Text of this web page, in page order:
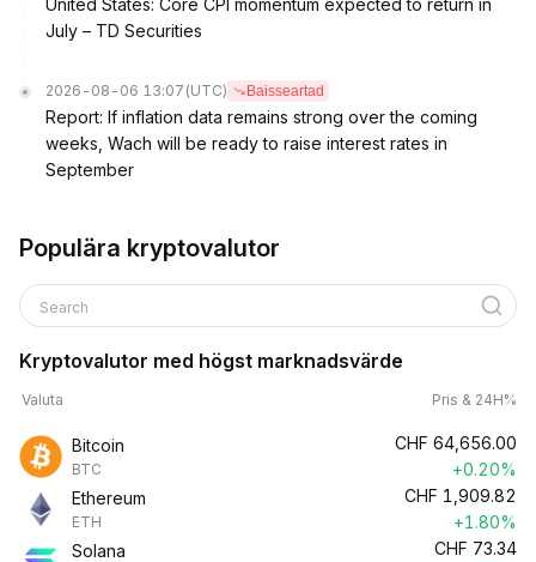
United States: Core CPI momentum expected to return in
July – TD Securities
2026-08-06 13:07 (UTC) Baisseartad
Report: If inflation data remains strong over the coming
weeks, Wach will be ready to raise interest rates in
September
Populära kryptovalutor
Search
Kryptovalutor med högst marknadsvärde
Valuta Pris & 24H%
Bitcoin
BTC
CHF 64,656.00
+0.20%
Ethereum
ETH
CHF 1,909.82
+1.80%
Solana
CHF 73.34